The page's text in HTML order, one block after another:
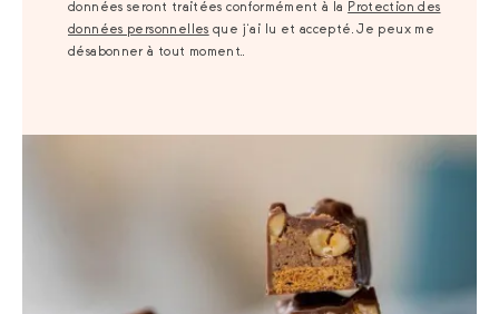
données seront traitées conformément à la Protection des
données personnelles que j‘ai lu et accepté. Je peux me
désabonner à tout moment..